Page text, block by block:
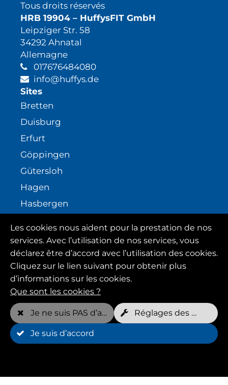
Tous droits réservés
HRB 19904 – HuffysFIT GmbH
Leipziger Str. 58
34292 Ahnatal
Allemagne
017676484080
info@huffys.de
Sites
Bretten
Duisburg
Erfurt
Göppingen
Gütersloh
Hagen
Hasbergen
Instagram
Facebook
Modifier votre consentement
Les cookies nous aident pour la prestation de nos
services. Avec l’utilisation de nos services, vous
déclarez être d’accord avec l’utilisation des cookies.
Cliquez sur le lien suivant pour obtenir plus
d’informations sur les cookies.
Que sont les cookies ?
Je ne suis PAS d’accord Réglages des cookies
Je suis d’accord